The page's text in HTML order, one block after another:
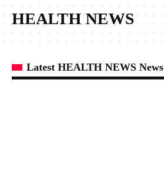
HEALTH NEWS
Latest HEALTH NEWS News